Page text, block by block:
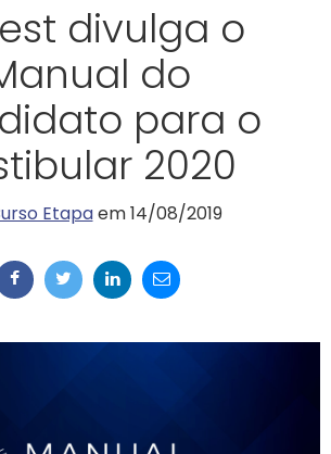
divulga o
do
para o
2020
Etapaem 14/08/2019